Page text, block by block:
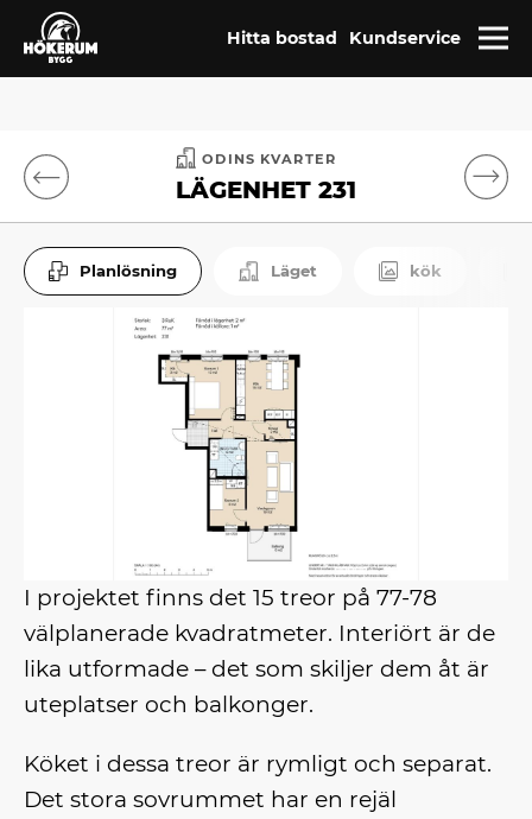
Hitta bostad Kundservice
ODINS KVARTER
LÄGENHET 231
Planlösning Läget kök
I projektet finns det 15 treor på 77-78
välplanerade kvadratmeter. Interiört är de
lika utformade – det som skiljer dem åt är
uteplatser och balkonger.
Köket i dessa treor är rymligt och separat.
Det stora sovrummet har en rejäl